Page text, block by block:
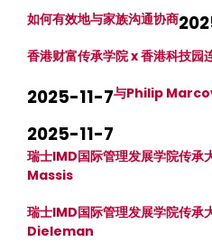
如何有效地与家族沟通协商
香港财富传承学院 x 香港科技园
2025-11-7与Philip
2025-11-7
瑞士IMD国际管理发展学院传
Massis
瑞士IMD国际管理发展学院传
Dieleman